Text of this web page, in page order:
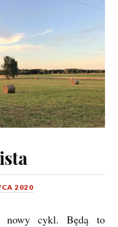
2020
nowy cykl. Będą to